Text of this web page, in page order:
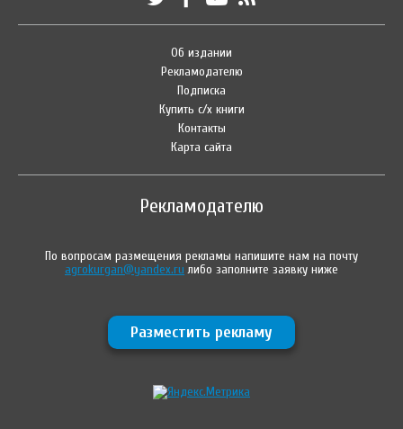
Об издании
Рекламодателю
Подписка
Купить с/х книги
Контакты
Карта сайта
Рекламодателю
По вопросам размещения рекламы напишите нам на почту
agrokurgan@yandex.ru либо заполните заявку ниже
Разместить рекламу